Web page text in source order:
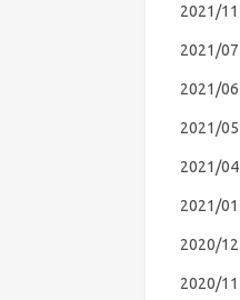
2021/11
2021/07
2021/06
2021/05
2021/04
2021/01
2020/12
2020/11